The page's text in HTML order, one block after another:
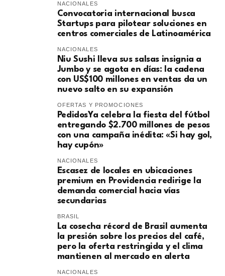
NACIONALES
Convocatoria internacional busca
Startups para pilotear soluciones en
centros comerciales de Latinoamérica
NACIONALES
Niu Sushi lleva sus salsas insignia a
Jumbo y se agota en días: la cadena
con US$100 millones en ventas da un
nuevo salto en su expansión
OFERTAS Y PROMOCIONES
PedidosYa celebra la fiesta del fútbol
entregando $2.700 millones de pesos
con una campaña inédita: «Si hay gol,
hay cupón»
NACIONALES
Escasez de locales en ubicaciones
premium en Providencia redirige la
demanda comercial hacia vías
secundarias
BRASIL
La cosecha récord de Brasil aumenta
la presión sobre los precios del café,
pero la oferta restringida y el clima
mantienen al mercado en alerta
NACIONALES